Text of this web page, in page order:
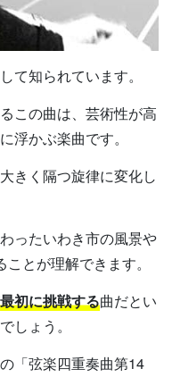
て知られています。
この曲は、芸術性が高
浮かぶ楽曲です。
きく隔つ旋律に変化し
ったいわき市の風景や
とが理解できます。
最初に挑戦する曲だとい
しょう。
「弦楽四重奏曲第14